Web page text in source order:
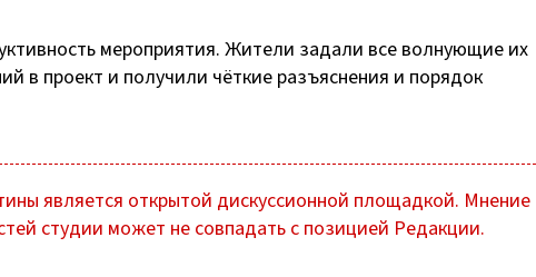
мероприятия. Жители задали все волнующие их
в проект и получили чёткие разъяснения и порядок
является открытой дискуссионной площадкой. Мнение
студии может не совпадать с позицией Редакции.